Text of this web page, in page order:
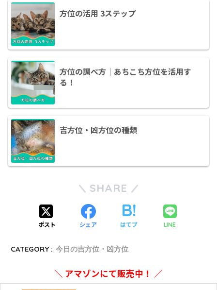
方位の活用 3ステップ
方位の調べ方｜あちこち方位を活用す
る！
吉方位・凶方位の種類
SHARE
ポスト シェア はてブ LINE
CATEGORY : 今日の吉方位・凶方位
＼ アマゾンにて販売中！ ／